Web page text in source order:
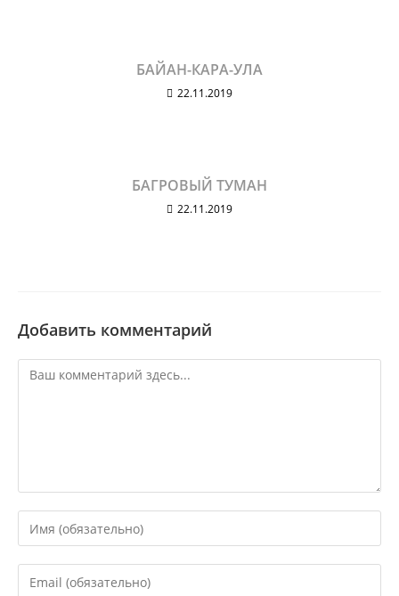
БАЙАН-КАРА-УЛА
22.11.2019
БАГРОВЫЙ ТУМАН
22.11.2019
Добавить комментарий
Комментарий
имя
или
Введите